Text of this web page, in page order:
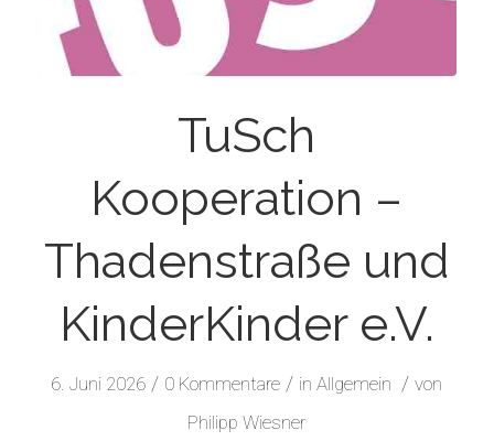
TuSch
Kooperation –
Thadenstraße und
KinderKinder e.V.
6. Juni 2026 / 0 Kommentare / inAllgemein / von
Philipp Wiesner